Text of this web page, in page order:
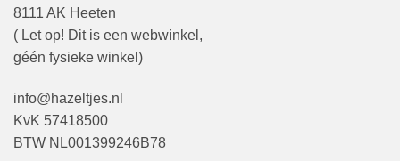
8111 AK Heeten
( Let op! Dit is een webwinkel,
géén fysieke winkel)
info@hazeltjes.nl
KvK 57418500
BTW NL001399246B78